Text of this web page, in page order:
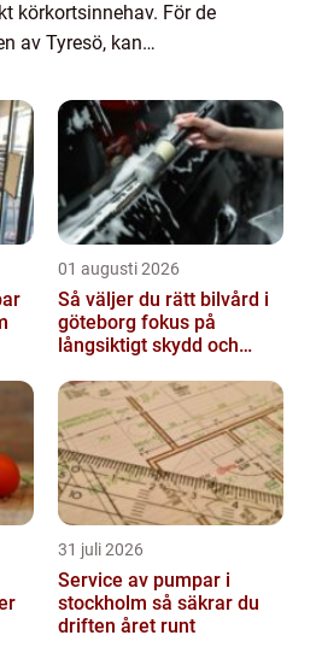
körkortsinnehav. För de
av Tyresö, kan
01 augusti 2026
Så väljer du rätt bilvård i
göteborg fokus på
långsiktigt skydd och
31 juli 2026
Service av pumpar i
stockholm så säkrar du
driften året runt